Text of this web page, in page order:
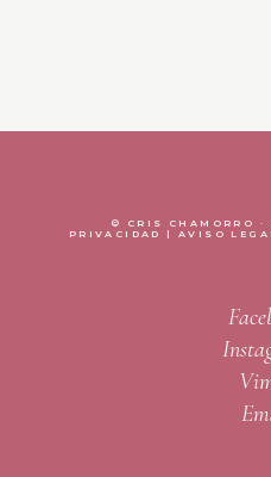
© CRIS CHAMORRO
PRIVACIDAD
| AVISO